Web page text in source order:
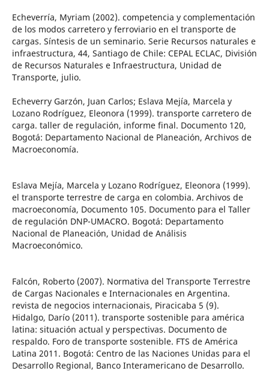
Echeverría, Myriam (2002). competencia y complementación
de los modos carretero y ferroviario en el transporte de
cargas. Síntesis de un seminario. Serie Recursos naturales e
infraestructura, 44, Santiago de Chile: CEPAL ECLAC, División
de Recursos Naturales e Infraestructura, Unidad de
Transporte, julio.
Echeverry Garzón, Juan Carlos; Eslava Mejía, Marcela y
Lozano Rodríguez, Eleonora (1999). transporte carretero de
carga. taller de regulación, informe final. Documento 120,
Bogotá: Departamento Nacional de Planeación, Archivos de
Macroeconomía.
Eslava Mejía, Marcela y Lozano Rodríguez, Eleonora (1999).
el transporte terrestre de carga en colombia. Archivos de
macroeconomía, Documento 105. Documento para el Taller
de regulación DNP-UMACRO. Bogotá: Departamento
Nacional de Planeación, Unidad de Análisis
Macroeconómico.
Falcón, Roberto (2007). Normativa del Transporte Terrestre
de Cargas Nacionales e Internacionales en Argentina.
revista de negocios internacionais, Piracicaba 5 (9).
Hidalgo, Darío (2011). transporte sostenible para américa
latina: situación actual y perspectivas. Documento de
respaldo. Foro de transporte sostenible. FTS de América
Latina 2011. Bogotá: Centro de las Naciones Unidas para el
Desarrollo Regional, Banco Interamericano de Desarrollo.